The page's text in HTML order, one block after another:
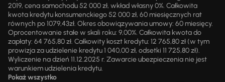
2019, cena samochodu 52 000 zł, wkład własny 0%. Całkowita
kwota kredytu konsumenckiego 52 000 zł, 60 miesięcznych rat
równych po 1079,43zł. Okres obowiązywania umowy: 60 miesięcy.
Oprocentowanie stałe w skali roku: 9,00%. Całkowita kwota do
zapłaty: 64 765,80 zł. Całkowity koszt kredytu: 12 765,80 zł (w tym
prowizja za udzielenie kredytu 1 040,00 zł, odsetki 11 725,80 zł).
Wyliczenie na dzień 11.12.2025 r. Zawarcie ubezpieczenia nie jest
warunkiem udzielenia kredytu.
Pokaż wszystko